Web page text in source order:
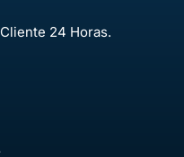
24 Horas.